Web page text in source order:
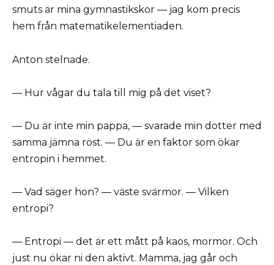
smuts är mina gymnastikskor — jag kom precis
hem från matematikelementiaden.
Anton stelnade.
— Hur vågar du tala till mig på det viset?
— Du är inte min pappa, — svarade min dotter med
samma jämna röst. — Du är en faktor som ökar
entropin i hemmet.
— Vad säger hon? — väste svärmor. — Vilken
entropi?
— Entropi — det är ett mått på kaos, mormor. Och
just nu ökar ni den aktivt. Mamma, jag går och